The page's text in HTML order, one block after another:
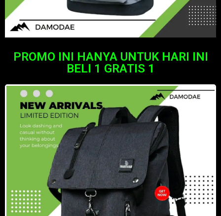
PROMO INI HANYA UNTUK HARI INI
BELI 1 GRATIS 1